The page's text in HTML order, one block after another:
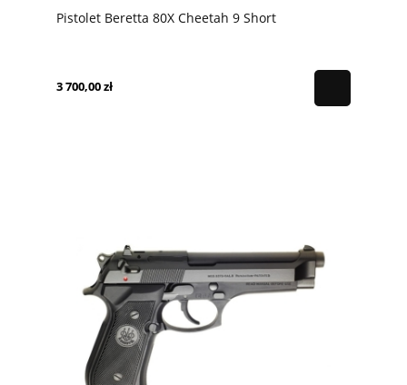
Pistolet Beretta 80X Cheetah 9 Short
3 700,00 zł